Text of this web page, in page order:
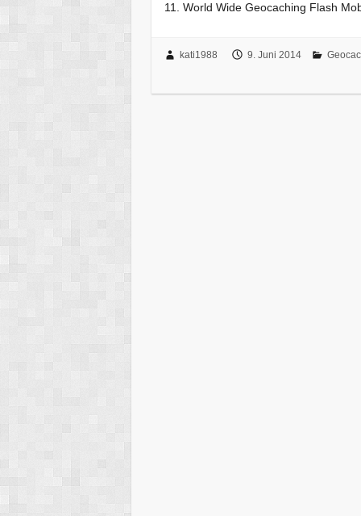
11. World Wide Geocaching Flash
kati1988 9. Juni 2014